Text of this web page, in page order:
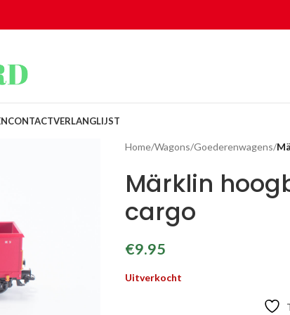
CONTACTVERLANGLIJST
Home/Wagons/Goederenwagens/
Märklin
cargo
€9.95
Uitverkocht